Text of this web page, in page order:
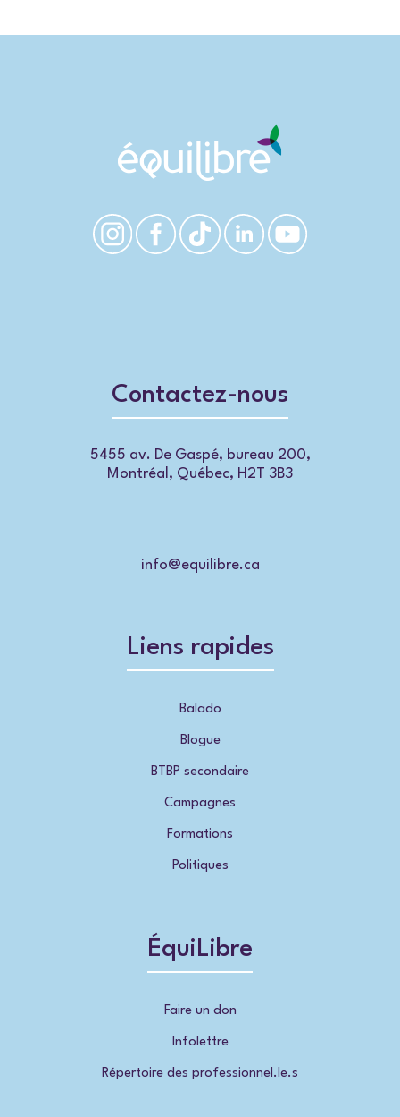
Contactez-nous
5455 av. De Gaspé, bureau 200,
Montréal, Québec, H2T 3B3
info@equilibre.ca
Liens rapides
Balado
Blogue
BTBP secondaire
Campagnes
Formations
Politiques
ÉquiLibre
Faire un don
Infolettre
Répertoire des professionnel.le.s